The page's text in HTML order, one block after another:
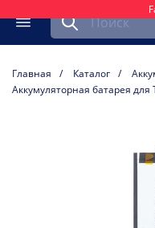
Меню
Найти запчасть
Главная Каталог
Аккумуляторная батарея для